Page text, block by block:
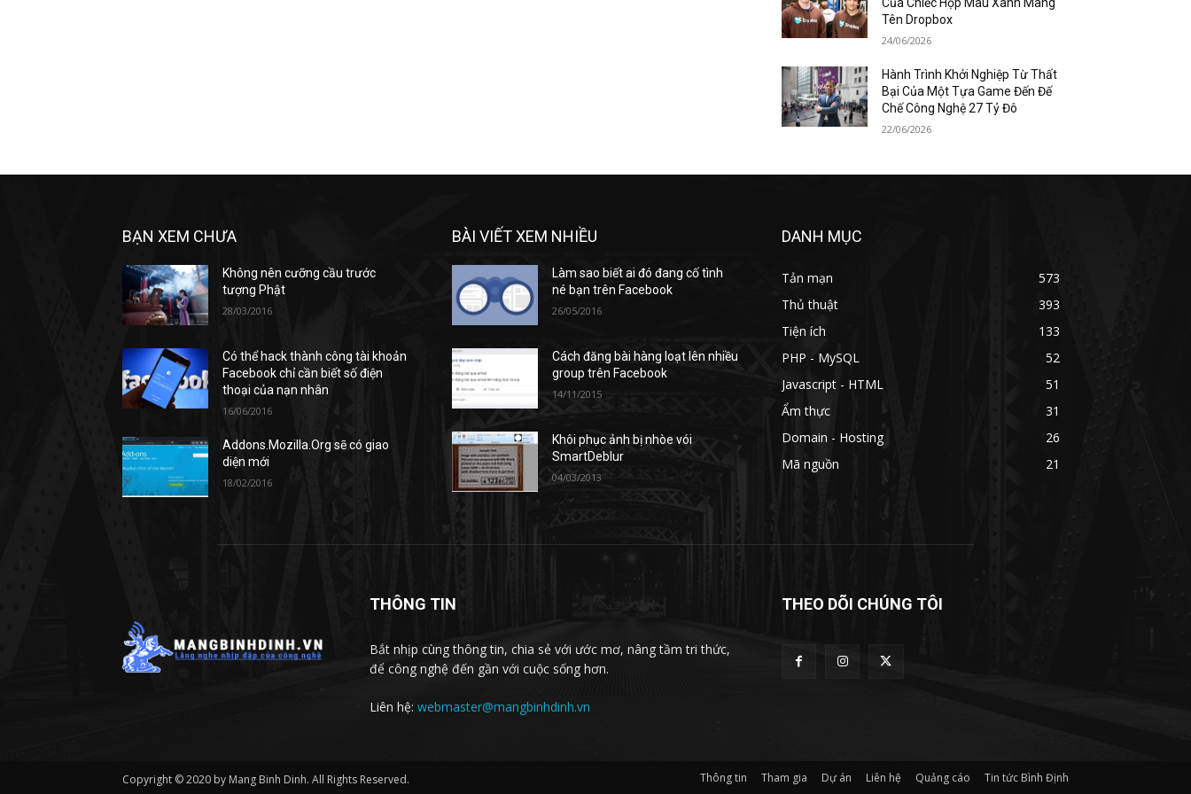
Tên Dropbox
24/06/2026
Hành Trình Khởi Nghiệp Từ Thất
Bại Của Một Tựa Game Đến Đế
Chế Công Nghệ 27 Tỷ Đô
22/06/2026
BẠN XEM CHƯA
Không nên cưỡng cầu trước
tượng Phật
28/03/2016
Có thể hack thành công tài khoản
Facebook chỉ cần biết số điện
thoại của nạn nhân
16/06/2016
Addons.Mozilla.Org sẽ có giao
diện mới
18/02/2016
BÀI VIẾT XEM NHIỀU
Làm sao biết ai đó đang cố tình
né bạn trên Facebook
26/05/2016
Cách đăng bài hàng loạt lên nhiều
group trên Facebook
14/11/2015
Khôi phục ảnh bị nhòe vói
SmartDeblur
04/03/2013
DANH MỤC
Tản mạn
573
Thủ thuật
393
Tiện ích
133
PHP - MySQL
52
Javascript - HTML
51
Ẩm thực
31
Domain - Hosting
26
Mã nguồn
21
THÔNG TIN
Bắt nhịp cùng thông tin, chia sẻ với ước mơ, nâng tầm tri thức,
để công nghệ đến gần với cuộc sống hơn.
Liên hệ: webmaster@mangbinhdinh.vn
THEO DÕI CHÚNG TÔI
Copyright © 2020 by Mang Binh Dinh. All Rights Reserved. Thông tin Tham gia Dự án Liên hệ Quảng cáo Tin tức Bình Định